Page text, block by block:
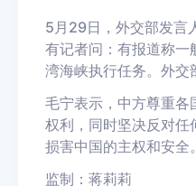
5月29日，外交部发言
有记者问：有报道称一
湾海峡执行任务。外交
毛宁表示，中方尊重各
权利，同时坚决反对任
损害中国的主权和安全。
监制 ：蒋莉莉